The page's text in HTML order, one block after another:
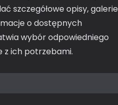
szczegółowe opisy, galerie
o dostępnych
wybór odpowiedniego
z ich potrzebami.